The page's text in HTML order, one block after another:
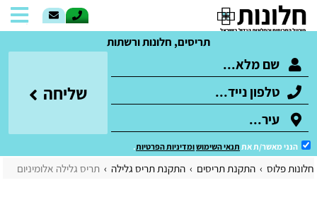
תריסים, חלונות ורשתות
שליחה
הנני מאשר/ת את תנאי השימושומדיניות הפרטיות.
חלונות פלוס התקנת תריסים התקנת תריס גלילה תריס גלילה אלומיניום